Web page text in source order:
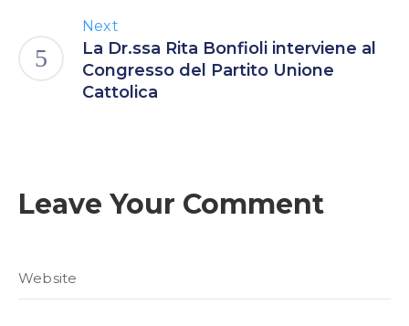
Next
La Dr.ssa Rita Bonfioli interviene al
Congresso del Partito Unione
Cattolica
Leave Your Comment